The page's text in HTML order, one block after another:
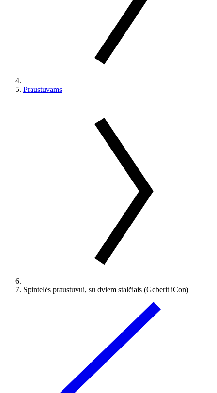
Praustuvams
Spintelės praustuvui, su dviem stalčiais (Geberit iCon)